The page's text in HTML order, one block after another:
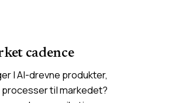
cadence
I AI-drevne produkter,
til markedet?